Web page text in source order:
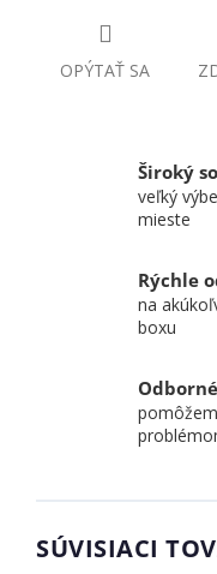
OPÝTAŤ SA
Široký
veľký
mieste
Rýchle
na
boxu
SÚVISIACI